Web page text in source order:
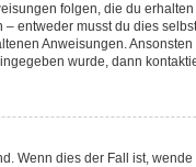
folgen, die du
musst du dies
Anweisungen.
wurde, dann
Wenn dies der Fall ist,